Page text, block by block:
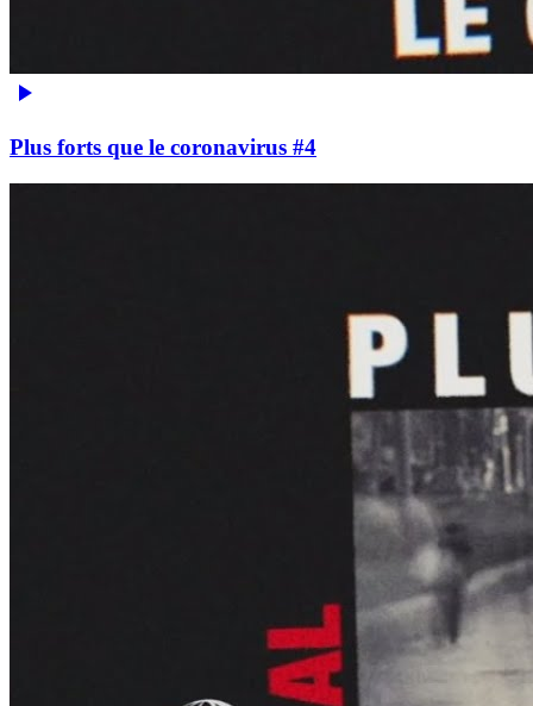
Plus forts que le coronavirus #4